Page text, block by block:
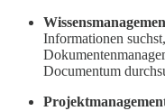
Informationen
Documentum